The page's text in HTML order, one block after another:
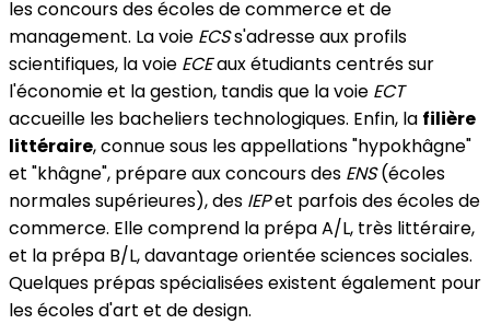
les concours des écoles de commerce et de
management. La voie ECSs'adresse aux profils
scientifiques, la voie ECEaux étudiants centrés sur
l'économie et la gestion, tandis que la voie ECT
accueille les bacheliers technologiques. Enfin, la filière
littéraire, connue sous les appellations "hypokhâgne"
et "khâgne", prépare aux concours des ENS(écoles
normales supérieures), des IEPet parfois des écoles de
commerce. Elle comprend la prépa A/L, très littéraire,
et la prépa B/L, davantage orientée sciences sociales.
Quelques prépas spécialisées existent également pour
les écoles d'art et de design.